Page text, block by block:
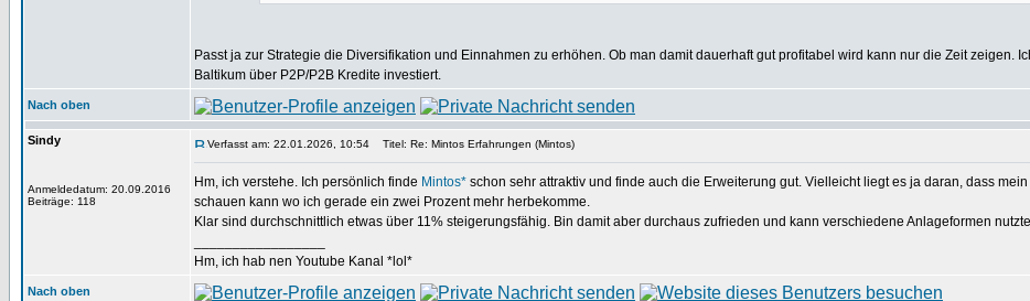
Passt ja zur Strategie die Diversifikation und Einnahmen zu erhöhen. Ob man damit dauerhaft gut profitabel wird kann nur die Zeit
Baltikum über P2P/P2B Kredite investiert.
Nach oben
Sindy
Anmeldedatum: 20.09.2016
Beiträge: 118
Verfasst am: 22.01.2026, 10:54 Titel: Re: Mintos Erfahrungen (Mintos)
Hm, ich verstehe. Ich persönlich finde Mintos* schon sehr attraktiv und finde auch die Erweiterung gut. Vielleicht liegt es ja daran, dass
schauen kann wo ich gerade ein zwei Prozent mehr herbekomme.
Klar sind durchschnittlich etwas über 11% steigerungsfähig. Bin damit aber durchaus zufrieden und kann verschiedene Anlageformen
Hm, ich hab nen Youtube Kanal *lol*
Nach oben